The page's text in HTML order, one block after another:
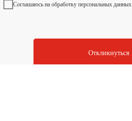
Соглашаюсь на обработку персональных данных
Откликнуться